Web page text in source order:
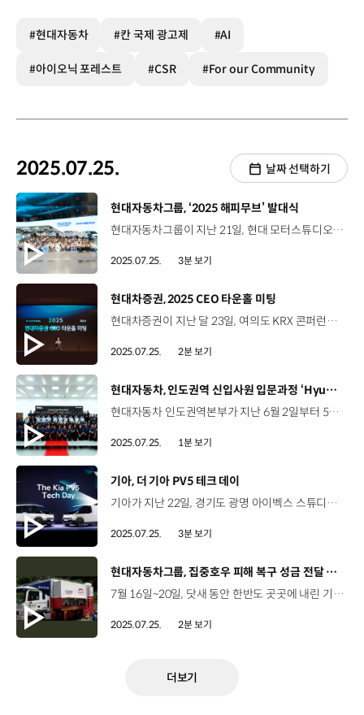
#현대자동차 #칸 국제 광고제 #AI
#아이오닉 포레스트 #CSR #For our Community
2025.07.25. 날짜 선택하기
[동영상]
현대자동차그룹, ‘2025 해피무브’ 발대식
현대자동차그룹이 지난 21일, 현대 모터스튜디오 고양에서 ‘2025 해피무브’ 발대식을 개최했습니다. 지난 2008년 시작해 1만 명 이상의 단원을 배출한 ‘해피무브’는 대학생들이 미래 세대의 리더로 성장할 수 있도록 지원하는 현대자동차그룹의 대표적인 사회공헌 사업인데요, 이번 발대식에는 올해 선발된 대학생 단원 100명과 임직원 멘토 20명 등이 참석했습니다. ‘2025 해피무브’ 단원들은 오는 9월까지 국내 봉사활동, 국내·외 친환경 시설 탐방, 현대자동차그룹 신규 CSR 사업 아이디어 제안 등을 진행할 예정입니다. 이정민 책임매니저 (멘토) / 현대자동차·기아 지속경영팀 올해 참여하는 우리 대학생들이 현대자동차그룹의 대표적인 CSR 사업 활동들을 경험하고 수소 밸류체인, 스마트 팩토리, 로봇 등 우리 그룹의 미래 비전 사업에 있어서 지속 가능 경영의 중요성을 공감할 수 있도록 최선을 다하겠습니다. 이번 2025 해피무브는 친환경 전문 국제기구 ‘세계자연보전연맹’과의 협력과 친환경 분야 전문가 강연 등을 통해 프로그램의 전문성을 높인 것이 특징입니다. 신정현 대학생 (멘티)/ 해피무브 저는 환경에 관심이 많아 이번 해피무브에 지원하게 되었는데요. 국내 봉사와 싱가포르에서 친환경 정책들에 대해서 공부를 하고 추후 한국에 돌아와서 제 전공을 살려서 친환경 글로벌 리더가 되고 싶습니다. 이선형 대학생(멘티) / 해피무브 저는 간호학을 공부하면서 환경이 단순한 삶의 배경이 아니라 인간의 건강에 직접적인 영향을 미치는 중요한 요인이라는 걸 깨달았는데요. 그래서 저에게 해피무브 활동은 지속가능한 건강 돌봄을 실현하는 첫 걸음입니다. 단원들은 발대식 직후 경북 울진, 충북 진천 등에서 단체 봉사 및 체험을 실시하며 본격적인 활동을 시작했습니다. 현대자동차그룹은 오는 9월에 예정된 해피무브 수료식에서 CSR 사업 우수 아이디어를 제안한 팀을 포상하고 실제 CSR 사업 프로젝트로 추진할 계획입니다.
2025.07.25. 3분 보기
[동영상]
현대차증권, 2025 CEO 타운홀 미팅
현대차증권이 지난 달 23일, 여의도 KRX 콘퍼런스홀에서 임직원 소통 강화를 위한 타운홀 미팅을 열었습니다. 배형근 사장과 임직원 200여 명이 온·오프라인으로 참석한 이번 타운홀 미팅은 회사의 비전과 경영전략, 현안 이슈 등에 대해 자유롭게 의견을 나누고, 직원들의 목소리를 직접 청취하는 소통의 장으로 마련됐습니다. 배형근 사장 / 현대차증권 대표이사이 자리를 빌려 각자의 위치에서 최선을 다하고 계신 한 분 한 분께 깊은 감사의 말씀을 드리면서 타운홀 미팅을 통해 자유로운 분위기 속에서 여러분과 소통할 수 있게 되어 저는 기쁩니다. 배형근 사장은 임직원들과 편안하게 질의응답을 주고 받으며, 진솔하고 격의없이 소통하는 모습을 보였습니다. 우상원 매니저 / 현대차증권 재무팀사장님께서 구상하고 계신 우리 회사의 중장기 비전은 무엇이며 현재 우리 회사는 어느 단계에 와 있다고 생각하시는지 궁금합니다. 배형근 사장 / 현대차증권 대표이사우리 회사가 구상하고 있는 중장기 비전은 디지털 AI 기반의 종합 자산관리 파트너로 자리매김하고, 해외 네트워크 확장을 통한 글로벌 플레이어로 성장하며 기업의 생애 주기를 책임지는 솔루션 프로바이더로 되고, 미래 산업 및 ESG 투자 명가로 인정받는 것입니다. 현대차증권은 앞으로도 임직원 간 상호 신뢰와 소통을 더욱 강화해 모두가 공감하고 함께 성장하는 조직문화를 만들어 나갈 계획입니다.
2025.07.25. 2분 보기
[동영상]
현대자동차, 인도권역 신입사원 입문과정 ‘Hyundai NEXT’
현대자동차 인도권역본부가 지난 6월 2일부터 5주간, 신입사원 온보딩 프로그램인 ‘Hyundai NEXT’를 운영했습니다. ‘Hyundai NEXT’는 인도 전역의 우수 대학을 대상으로 진행한 ‘영 탤런트 프로그램’을 통해 선발된 신입 인재들의 기업문화 이해를 돕고 직무에 주도적으로 적응할 수 있도록 지원하는 교육 프로그램인데요, 지역별로 운영되던 기존의 신입사원 교육과 달리 인도 전 권역을 통합해 운영하고, 교육 콘텐츠도 대폭 개편했습니다. 교육에 참여한 85명의 신입사원은 생산/판매 등 각 부문별 직무와 조직문화 등 다방면에서 현대자동차에 대한 이해를 높이고, 현대자동차의 일원으로 유대감을 형성하는 시간을 가졌습니다. 현대자동차 인도권역본부는 앞으로도 ‘Hyundai Way’에 기반한 다양한 프로그램을 통해 미래형 인재 육성과 교육을 지속 강화해 나갈 예정입니다.
2025.07.25. 1분 보기
[동영상]
기아, 더 기아 PV5 테크 데이
기아가 지난 22일, 경기도 광명 아이벡스 스튜디오에서 ‘더 기아 PV5 테크 데이’를 개최했습니다. ‘더 기아 PV5 테크 데이’는 ‘유연한 기술로 무한 확장되는 모빌리티’를 주제로, 기아 최초 전용 PBV인 PV5의 개발 스토리와 성능을 소개했습니다. 주석하 상무 / 현대자동차·기아 MSV프로젝트3실PV5를 소개해 드리게 되어서 기쁘고 영광스럽게 생각합니다. (PV5는) 단순한 차량이 아니라 고객이 원하는 다양한 조건에 맞춰 커스터마이징 할 수 있는 무한한 가능성을 지닌 차량, 그 이상의 플랫폼입니다. 오늘 행사를 통해 모빌리티의 비전과 미래를 함께 꿈꾸며 기억에 남는 시간이 되길 바랍니다. 기아는 개발을 담당한 연구원의 발표를 통해 유연한 라인업 확장이 가능하도록 하는 PBV 전용 플랫폼 ‘E-GMP.S’와 차량의 주요 부품을 모듈화해 다양한 사양을 생산하는 PBV 특화 기술 ‘플렉시블 바디 시스템’을 선보이고, 공간성과 사용성을 확보하기 위한 패키지와 UX 기술과 컨버전 생태계에 대한 설명을 통해 참가자들의 이해를 도왔습니다. 이해훈 책임연구원 / 현대자동차·기아 MSV차체설계1팀플렉시블 바디 시스템은 레고 블록처럼 조립되어 바디 확장성을 극대화하였고 유지 보수성을 강화하였으며, 고객 친화적인 내외장 사양을 구현하며 내구성과 MVH 성능을 개선하였습니다. 이를 통해 고객이 원하는 사양의 모듈을 자유롭게 조합함으로써 바디 타입을 확장할 수 있습니다. 이와 함께, 기아는 PV5 6개 바디 타입과 PBV 관련 부품과 기술을 전시하는 공간을 마련해 PV5의 상품성과 기술에 대한 이해도를 높였습니다. 주석하 상무 / 현대자동차·기아 MSV프로젝트3실기아 PV5는 고객의 모든 시간을 가치 있게 만들기 위해 개발 초기 단계부터 고객과 함께 기아 전 부문이 전문성을 바탕으로 긴밀하게 협업하여 이룬 성과입니다. 기아는 앞으로도 PV5의 상품성과 완성도를 지속적으로 높여서 궁극적으로 고객의 만족으로 연결될 수 있도록 혁신을 이어가겠습니다. 기아는 PV5를 통해 PBV 시장에 본격 진출하는 한편, 다양한 고객 니즈를 반영하며 미래 모빌리티 시장의 변화에 적극 대응할 계획입니다.
2025.07.25. 3분 보기
[동영상]
현대자동차그룹, 집중호우 피해 복구 성금 전달 및 지원 활동
7월 16일~20일, 닷새 동안 한반도 곳곳에 내린 기록적인 폭우 갑작스런 폭우로 집과 생업을 잃은 주민들 대형 재난 때마다 꾸준히 재난 구호 활동을 이어온 현대자동차그룹 이번에도 신속한 피해 복구와 주민 지원 위해 성금 20억 원 기탁 오염된 세탁물과 선제적 방역 작업을 위한 세탁·방역 구호차량 6대 투입 2차 감염 등 수해 지역에서 발생할 수 있는 피해 예방 지원 피해 차량 보유 고객 지원책 마련 ▶ 피해 차량 수리비 최대 50% 할인 지원 현대자동차 : 승용차 최대 300만 원, 상용차 최대 500만 원 기아 : 승·상용차 모두 최대 300만 원 ▶수리 완료 후, 무료 세차 서비스 한편, 지난 17일 당진 지역 수해현장을 직접 찾은 현대제철 노·사 누적 강수량 377.4㎜가 쏟아진 당진시 용연동 일대 현대제철 임직원, 전국금속노동조합 충남지부 현대제철지회, 마중물 주부봉사단 등 70여 명 참여 당진전통시장 피해 주택 등 수해 지역 복구를 위해 노·사 함께 구슬땀 이윤범 기장 / 현대제철 당진제철소 기장단협의회장사상 초유의 폭우가 내린 당진시에서 당진의 대표 기업 현대제철이 당진 시민의 아픔을 함께 나누고자 열심히 봉사하고 있습니다. 최선을 다해 피해 복구에 앞장서겠습니다. 집중호우 피해 고객에 긴급 금융지원 나선 현대캐피탈 7~8월 결제대금 · 연체금 상환 유예 및 수수료 면제 혜택 등 제공 (최대 6개월간) 성금 전달, 복구 지원 활동 등 다양한 방법으로 온정을 나누는 현대자동차그룹 “피해 주민의 빠른 일상 회복을 현대자동차그룹이 응원합니다”
2025.07.25. 2분 보기
더보기